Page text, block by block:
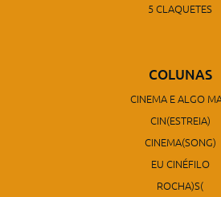
5 CLAQUETES
COLUNAS
CINEMA E ALGO
CIN(ESTREIA)
CINEMA(SONG)
EU CINÉFILO
ROCHA)S(